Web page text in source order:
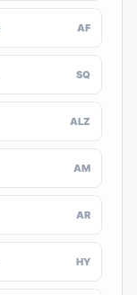
AF
SQ
ALZ
AM
AR
HY